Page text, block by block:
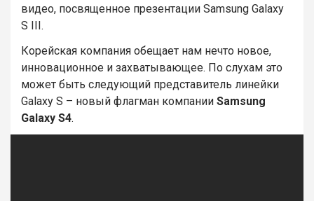
видео, посвященное презентации Samsung Galaxy
S III.
Корейская компания обещает нам нечто новое,
инновационное и захватывающее. По слухам это
может быть следующий представитель линейки
Galaxy S – новый флагман компании Samsung
Galaxy S4.